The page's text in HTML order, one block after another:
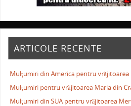
ARTICOLE RECENTE
Mulţumiri din America pentru vrăjitoarea
Mulţumiri pentru vrăjitoarea Maria din
Mulţumiri din SUA pentru vrăjitoarea